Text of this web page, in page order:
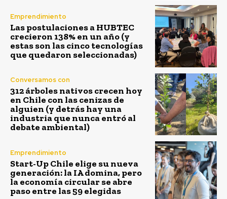
Emprendimiento
Las postulaciones a HUBTEC
crecieron 138% en un año (y
estas son las cinco tecnologías
que quedaron seleccionadas)
Conversamos con
312 árboles nativos crecen hoy
en Chile con las cenizas de
alguien (y detrás hay una
industria que nunca entró al
debate ambiental)
Emprendimiento
Start-Up Chile elige su nueva
generación: la IA domina, pero
la economía circular se abre
paso entre las 59 elegidas